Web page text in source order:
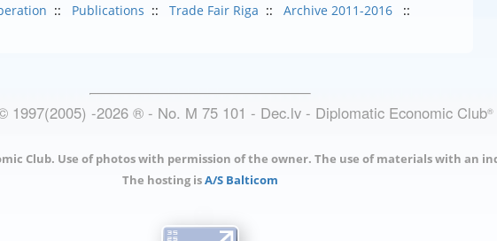
:: Publications :: Trade Fair Riga :: Archive 2011-2016
::
1997(2005) -2026 ®- No. M 75 101 - Dec.lv - Diplomatic Economic Club®
Club. Use of photos with permission of the owner. The use of materials with an
The hosting isA/S Balticom